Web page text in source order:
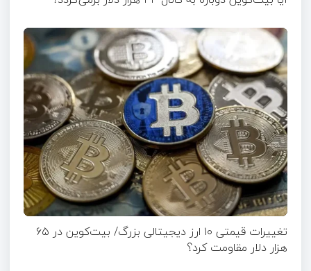
تغییرات قیمتی ۱۰ ارز دیجیتالی بزرگ/ بیت‌کوین در ۶۵
هزار دلار مقاومت کرد؟